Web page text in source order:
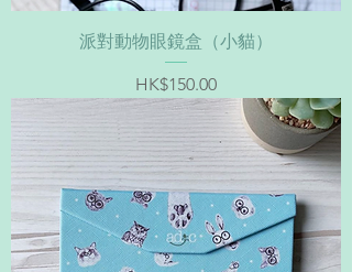
派對動物眼鏡盒（小貓）
價格
HK$150.00